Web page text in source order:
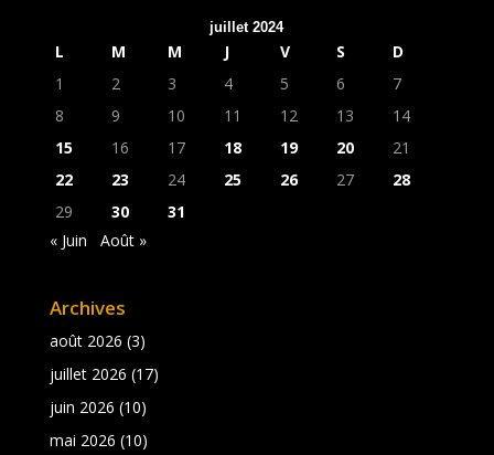
juillet 2024
L M M J V S
D
1
2 3 4 5 6
7
8
9 10 11 12 13
14
15
16 17 18 19 20
21
22
23 24 25 26 27
28
29
30
31
« Juin
Août »
Archives
août 2026 (3)
juillet 2026 (17)
juin 2026 (10)
mai 2026 (10)